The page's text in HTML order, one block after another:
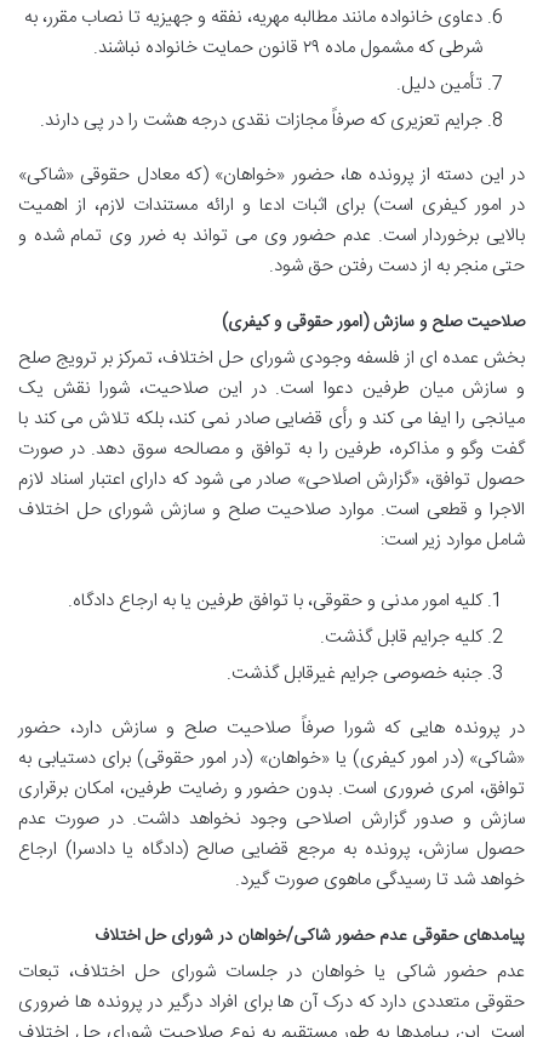
دعاوی خانواده مانند مطالبه مهریه، نفقه و جهیزیه تا نصاب مقرر، به
شرطی که مشمول ماده ۲۹ قانون حمایت خانواده نباشند.
تأمین دلیل.
جرایم تعزیری که صرفاً مجازات نقدی درجه هشت را در پی دارند.
در این دسته از پرونده ها، حضور «خواهان» (که معادل حقوقی «شاکی»
در امور کیفری است) برای اثبات ادعا و ارائه مستندات لازم، از اهمیت
بالایی برخوردار است. عدم حضور وی می تواند به ضرر وی تمام شده و
حتی منجر به از دست رفتن حق شود.
صلاحیت صلح و سازش (امور حقوقی و کیفری)
بخش عمده ای از فلسفه وجودی شورای حل اختلاف، تمرکز بر ترویج صلح
و سازش میان طرفین دعوا است. در این صلاحیت، شورا نقش یک
میانجی را ایفا می کند و رأی قضایی صادر نمی کند، بلکه تلاش می کند با
گفت وگو و مذاکره، طرفین را به توافق و مصالحه سوق دهد. در صورت
حصول توافق، «گزارش اصلاحی» صادر می شود که دارای اعتبار اسناد لازم
الاجرا و قطعی است. موارد صلاحیت صلح و سازش شورای حل اختلاف
شامل موارد زیر است:
کلیه امور مدنی و حقوقی، با توافق طرفین یا به ارجاع دادگاه.
کلیه جرایم قابل گذشت.
جنبه خصوصی جرایم غیرقابل گذشت.
در پرونده هایی که شورا صرفاً صلاحیت صلح و سازش دارد، حضور
«شاکی» (در امور کیفری) یا «خواهان» (در امور حقوقی) برای دستیابی به
توافق، امری ضروری است. بدون حضور و رضایت طرفین، امکان برقراری
سازش و صدور گزارش اصلاحی وجود نخواهد داشت. در صورت عدم
حصول سازش، پرونده به مرجع قضایی صالح (دادگاه یا دادسرا) ارجاع
خواهد شد تا رسیدگی ماهوی صورت گیرد.
پیامدهای حقوقی عدم حضور شاکی/خواهان در شورای حل اختلاف
عدم حضور شاکی یا خواهان در جلسات شورای حل اختلاف، تبعات
حقوقی متعددی دارد که درک آن ها برای افراد درگیر در پرونده ها ضروری